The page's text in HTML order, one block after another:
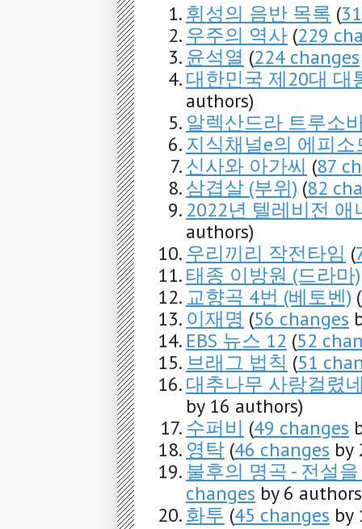
휘성의 음반 목록 (
우주의 역사 (229
윤석열 (224 changes
대한민국 제20대 대
authors)
알렉산드라 트루소
지식채널e의 에피소
신사와 아가씨 (87
삼겹살 (부위) (82
2022년 텔레비전
authors)
우리끼리 작전타임 (
태종 이방원 (드라마)
교향곡 4번 (베토벤) (
이재명 (56 changes
EBS 뉴스 12 (52
브래그 법칙 (51
대추나무 사랑걸렸
by 16 authors)
수퍼비 (49 changes
영탁 (46 changes by
불후의 명곡 - 전설
changes by 6
화투 (45 changes by